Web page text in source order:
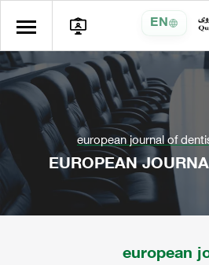
EN
european journal of
EUROPEAN
european